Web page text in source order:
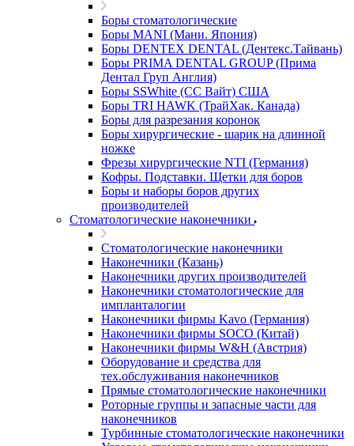
Боры стоматологические
Боры MANI (Мани. Япония)
Боры DENTEX DENTAL (Дентекс.Тайвань)
Боры PRIMA DENTAL GROUP (Прима
Дентал Груп Англия)
Боры SSWhite (СС Вайт) США
Боры TRI HAWK (ТрайХак. Канада)
Боры для разрезания коронок
Боры хирургические - шарик на длинной
ножке
Фрезы хирургические NTI (Германия)
Кофры. Подставки. Щетки для боров
Боры и наборы боров других
производителей
Стоматологические наконечники
Стоматологические наконечники
Наконечники (Казань)
Наконечники других производителей
Наконечники стоматологические для
импланталогии
Наконечники фирмы Kavo (Германия)
Наконечники фирмы SOCO (Китай)
Наконечники фирмы W&H (Австрия)
Оборудование и средства для
тех.обслуживания наконечников
Прямые стоматологические наконечники
Роторные группы и запасные части для
наконечников
Турбинные стоматологические наконечники